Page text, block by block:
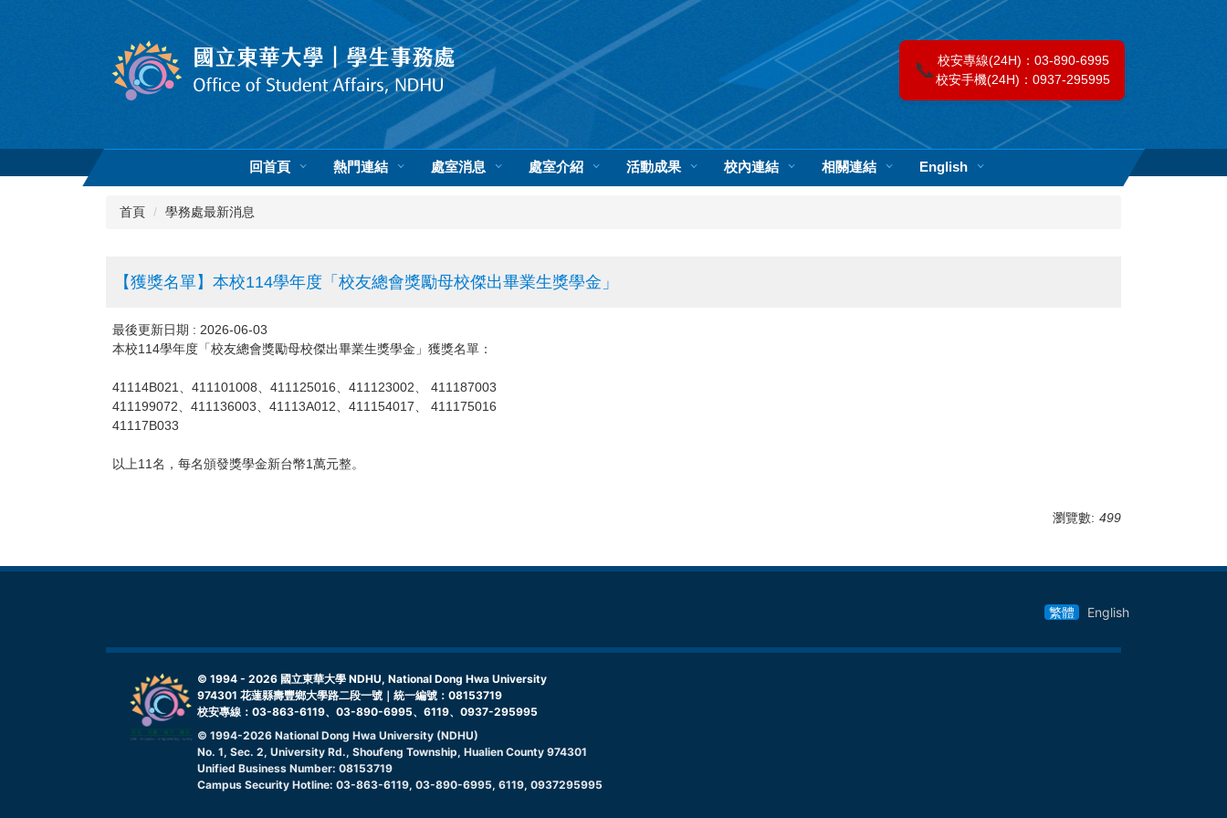
📞 校安專線(24H)：03-890-6995
校安手機(24H)：0937-295995
回首頁 熱門連結 處室消息 處室介紹 活動成果 校內連結 相關連結 English
首頁 學務處最新消息
【獲獎名單】本校114學年度「校友總會獎勵母校傑出畢業生獎學金」
最後更新日期 : 2026-06-03
本校114學年度「校友總會獎勵母校傑出畢業生獎學金」獲獎名單：
41114B021、411101008、411125016、411123002、 411187003
411199072、411136003、41113A012、411154017、 411175016
41117B033
以上11名，每名頒發獎學金新台幣1萬元整。
瀏覽數: 499
繁體 English
© 1994 - 2026 國立東華大學 NDHU, National Dong Hwa University
974301 花蓮縣壽豐鄉大學路二段一號｜統一編號：08153719
校安專線：03-863-6119、03-890-6995、6119、0937-295995
© 1994-2026 National Dong Hwa University (NDHU)
No. 1, Sec. 2, University Rd., Shoufeng Township, Hualien County 974301
Unified Business Number: 08153719
Campus Security Hotline: 03-863-6119, 03-890-6995, 6119, 0937295995